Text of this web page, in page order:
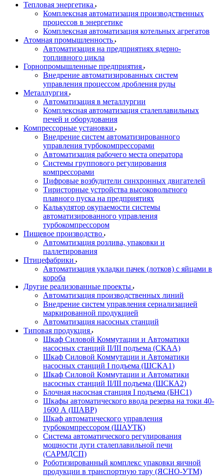
Тепловая энергетика
Комплексная автоматизация производственных
процессов в энергетике
Комплексная автоматизация котельных агрегатов
Атомная промышленность
Автоматизация на предприятиях ядерно-
топливного цикла
Горнопромышленные предприятия
Внедрение автоматизированных систем
управления процессом дробления руды
Металлургия
Автоматизация в металлургии
Комплексная автоматизация сталеплавильных
печей и оборудования
Компрессорные установки
Внедрение систем автоматизированного
управления турбокомпрессорами
Автоматизация рабочего места оператора
Системы группового регулирования
компрессорами
Цифровые возбудители синхронных двигателей
Тиристорные устройства высоковольтного
плавного пуска на предприятиях
Калькулятор окупаемости системы
автоматизированного управления
турбокомпрессором
Пищевое производство
Автоматизация розлива, упаковки и
паллетирования
Птицефабрики
Автоматизация укладки пачек (лотков) с яйцами в
короба
Другие реализованные проекты
Автоматизация производственных линий
Внедрение систем управления сериализацией
маркированной продукцией
Автоматизация насосных станций
Типовая продукция
Шкаф Силовой Коммутации и Автоматики
насосных станций II/III подъема (СКАА)
Шкаф Силовой Коммутации и Автоматики
насосных станций I подъема (ШСКА1)
Шкаф Силовой Коммутации и Автоматики
насосных станций II/III подъема (ШСКА2)
Блочная насосная станция I подъема (БНС1)
Шкафы автоматического ввода резерва на токи 40-
1600 А (ШАВР)
Шкаф автоматического управления
турбокомпрессором (ШАУТК)
Система автоматического регулирования
мощности дуги сталеплавильной печи
(САРМДСП)
Роботизированный комплекс упаковки яичной
продукции в транспортную тару (ЯСНО-УТМ)